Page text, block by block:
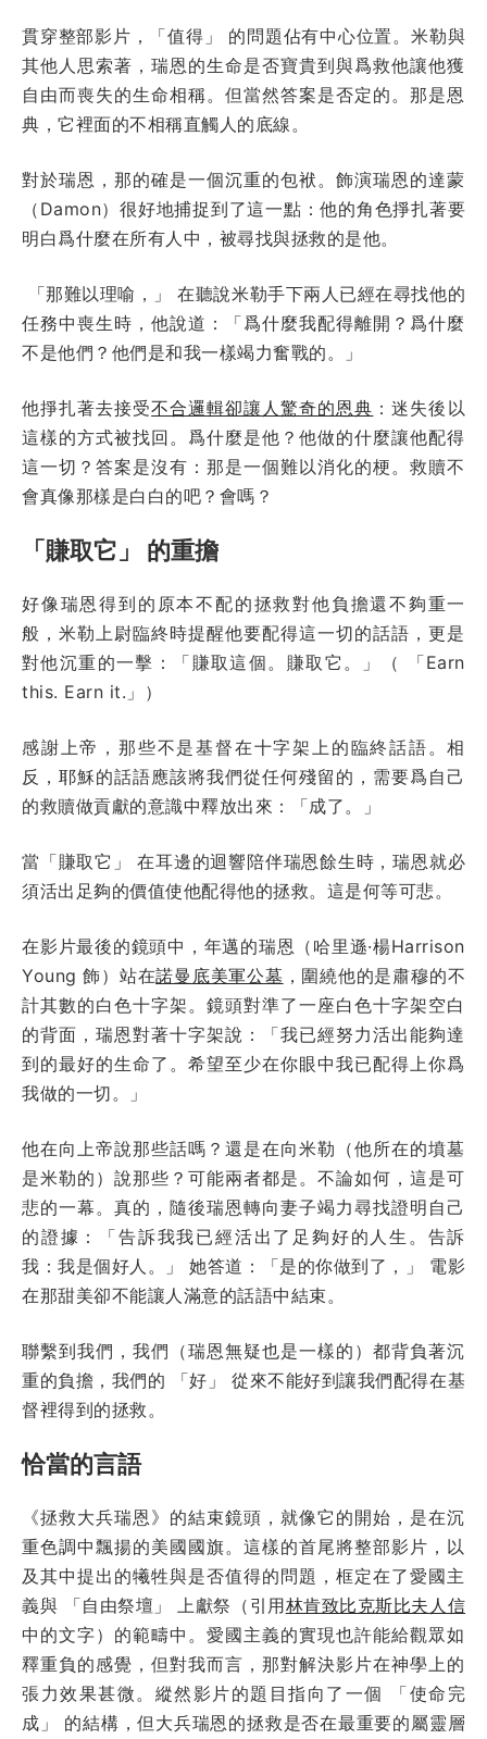
貫穿整部影片，「值得」 的問題佔有中心位置。米勒與
其他人思索著，瑞恩的生命是否寶貴到與爲救他讓他獲
自由而喪失的生命相稱。但當然答案是否定的。那是恩
典，它裡面的不相稱直觸人的底線。
對於瑞恩，那的確是一個沉重的包袱。飾演瑞恩的達蒙
（Damon）很好地捕捉到了這一點：他的角色掙扎著要
明白爲什麼在所有人中，被尋找與拯救的是他。
「那難以理喻，」 在聽說米勒手下兩人已經在尋找他的
任務中喪生時，他說道：「爲什麼我配得離開？爲什麼
不是他們？他們是和我一樣竭力奮戰的。」
他掙扎著去接受不合邏輯卻讓人驚奇的恩典 ：迷失後以
這樣的方式被找回。爲什麼是他？他做的什麼讓他配得
這一切？答案是沒有：那是一個難以消化的梗。救贖不
會真像那樣是白白的吧？會嗎？
「賺取它」 的重擔
好像瑞恩得到的原本不配的拯救對他負擔還不夠重一
般，米勒上尉臨終時提醒他要配得這一切的話語，更是
對他沉重的一擊：「賺取這個。賺取它。」（ 「Earn
this. Earn it.」）
感謝上帝，那些不是基督在十字架上的臨終話語。相
反，耶穌的話語應該將我們從任何殘留的，需要爲自己
的救贖做貢獻的意識中釋放出來：「成了。」
當「賺取它」 在耳邊的迴響陪伴瑞恩餘生時，瑞恩就必
須活出足夠的價值使他配得他的拯救。這是何等可悲。
在影片最後的鏡頭中，年邁的瑞恩（哈里遜·楊Harrison
Young 飾）站在諾曼底美軍公墓 ，圍繞他的是肅穆的不
計其數的白色十字架。鏡頭對準了一座白色十字架空白
的背面，瑞恩對著十字架說：「我已經努力活出能夠達
到的最好的生命了。希望至少在你眼中我已配得上你爲
我做的一切。」
他在向上帝說那些話嗎？還是在向米勒（他所在的墳墓
是米勒的）說那些？可能兩者都是。不論如何，這是可
悲的一幕。真的，隨後瑞恩轉向妻子竭力尋找證明自己
的證據：「告訴我我已經活出了足夠好的人生。告訴
我：我是個好人。」 她答道：「是的你做到了，」 電影
在那甜美卻不能讓人滿意的話語中結束。
聯繫到我們，我們（瑞恩無疑也是一樣的）都背負著沉
重的負擔，我們的 「好」 從來不能好到讓我們配得在基
督裡得到的拯救。
恰當的言語
《拯救大兵瑞恩》的結束鏡頭，就像它的開始，是在沉
重色調中飄揚的美國國旗。這樣的首尾將整部影片，以
及其中提出的犧牲與是否值得的問題，框定在了愛國主
義與 「自由祭壇」 上獻祭（引用林肯致比克斯比夫人信
中的文字）的範疇中。愛國主義的實現也許能給觀眾如
釋重負的感覺，但對我而言，那對解決影片在神學上的
張力效果甚微。縱然影片的題目指向了一個 「使命完
成」 的結構，但大兵瑞恩的拯救是否在最重要的屬靈層